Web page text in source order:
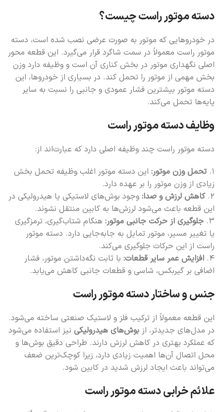
دسته موتور راست چیست؟
در خودروهایی که موتور به صورت عرضی نصب شده است، دسته
موتور راست معمولاً در سمت شاگرد قرار می‌گیرد. این قطعه محور
اصلی نگهداری موتور در بخش کناری آن است و وظیفه دارد وزن
بخش مهمی از موتور را تحمل کند. در بسیاری از خودروها، این
دسته موتور بیشترین فشار عمودی و جانبی را نسبت به سایر
پایه‌ها تحمل می‌کند.
وظایف دسته موتور راست
دسته موتور راست چند وظیفه اصلی دارد که عبارت‌اند از:
۱. تحمل وزن موتور: این دسته موتور اغلب وظیفه تحمل بخش
زیادی از وزن موتور را بر عهده دارد.
۲. کاهش لرزش و صدا: وجود بوش‌های لاستیکی یا هیدرولیکی در
این قطعه باعث می‌شود لرزش‌ها به کابین منتقل نشوند.
۳. جلوگیری از حرکت جانبی موتور: هنگام شتاب‌گیری، ترمزگیری
یا تغییر مسیر، موتور تمایل به جابه‌جایی دارد. دسته موتور
راست از این حرکات جلوگیری می‌کند.
۴. افزایش عمر سایر قطعات: با ثابت نگه‌داشتن موتور، فشار
اضافی بر گیربکس، شاسی و قطعات جانبی کاهش می‌یابد.
جنس و ساختار دسته موتور راست
این قطعه معمولاً از ترکیب فلز و لاستیک صنعتی ساخته می‌شود.
در مدل‌های جدیدتر، از بوش‌های هیدرولیکی نیز استفاده می‌شود
که عملکرد بهتری در کاهش لرزش دارند. طراحی دقیق بوش‌ها و
محل اتصال آن‌ها اهمیت زیادی دارد، زیرا کوچک‌ترین ضعف
می‌تواند باعث ایجاد لرزش شدید در کابین شود.
علائم خرابی دسته موتور راست